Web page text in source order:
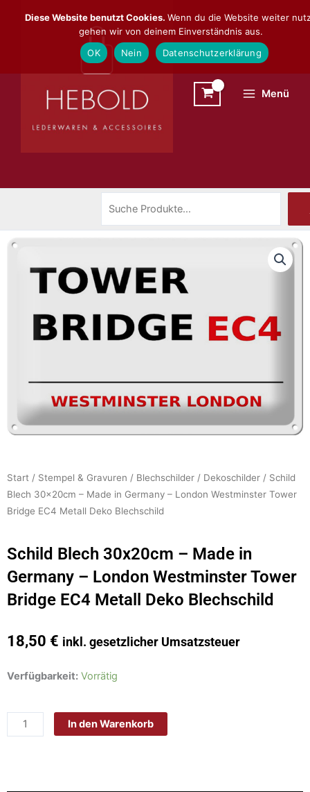
Inhalt
Menü
Start / Stempel & Gravuren / Blechschilder / Dekoschilder / Schild
Blech 30x20cm – Made in Germany – London Westminster Tower
Bridge EC4 Metall Deko Blechschild
Schild Blech 30x20cm – Made in
Germany – London Westminster Tower
Bridge EC4 Metall Deko Blechschild
18,50 € inkl. gesetzlicher Umsatzsteuer
Verfügbarkeit: Vorrätig
Schild
In den Warenkorb
Diese Website benutzt Cookies. Wenn du die Website weiter
gehen wir von deinem Einverständnis aus.
OK
Nein Datenschutzerklärung